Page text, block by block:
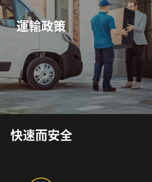
運輸政策
快速而安全